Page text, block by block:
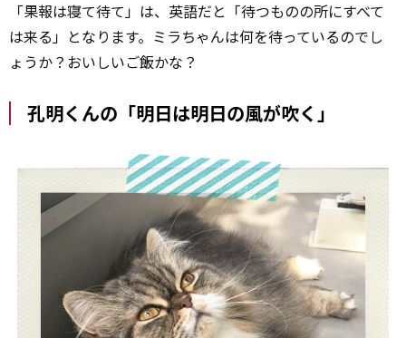
「果報は寝て待て」は、英語だと「待つものの所にすべて
は来る」となります。ミラちゃんは何を待っているのでし
ょうか？おいしいご飯かな？
孔明くんの「明日は明日の風が吹く」